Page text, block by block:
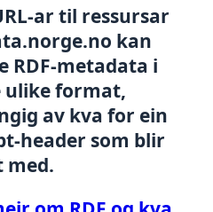
ar til ressursar
kan
RDF-metadata i
ulike format,
av kva for ein
header som blir
med.